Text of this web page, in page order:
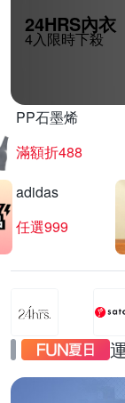
24HRS內衣
4入限時下殺
PP石墨烯
滿額折488
adidas
任選999